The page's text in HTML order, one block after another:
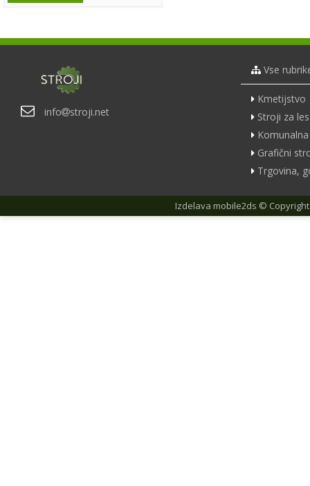
info stroji.net
Vse
Kmetijstvo
Stroji za les
Grafični
Trgovina,
Izdelava mobile2ds ©